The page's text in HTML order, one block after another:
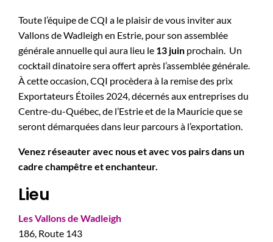
Toute l’équipe de CQI a le plaisir de vous inviter aux
Vallons de Wadleigh en Estrie, pour son assemblée
générale annuelle qui aura lieu le 13 juin prochain. Un
cocktail dinatoire sera offert après l’assemblée générale.
À cette occasion, CQI procèdera à la remise des prix
Exportateurs Étoiles 2024, décernés aux entreprises du
Centre-du-Québec, de l’Estrie et de la Mauricie que se
seront démarquées dans leur parcours à l’exportation.
Venez réseauter avec nous et avec vos pairs dans un
cadre champêtre et enchanteur.
Lieu
Les Vallons de Wadleigh
186, Route 143